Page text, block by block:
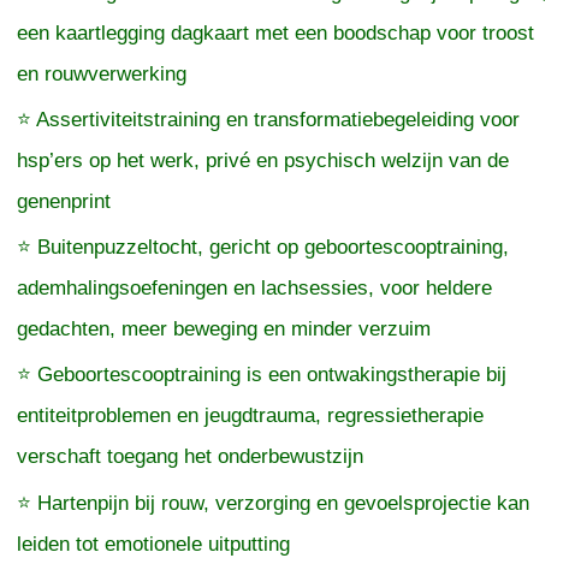
een kaartlegging dagkaart met een boodschap voor troost
en rouwverwerking
⭐ Assertiviteitstraining en transformatiebegeleiding voor
hsp’ers op het werk, privé en psychisch welzijn van de
genenprint
⭐ Buitenpuzzeltocht, gericht op geboortescooptraining,
ademhalingsoefeningen en lachsessies, voor heldere
gedachten, meer beweging en minder verzuim
⭐ Geboortescooptraining is een ontwakingstherapie bij
entiteitproblemen en jeugdtrauma, regressietherapie
verschaft toegang het onderbewustzijn
⭐ Hartenpijn bij rouw, verzorging en gevoelsprojectie kan
leiden tot emotionele uitputting